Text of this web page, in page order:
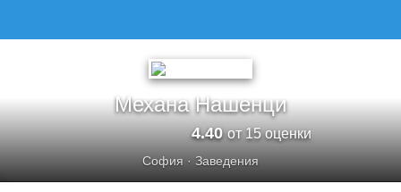
Механа Нашенци
4.40от 15 оценки
София · Заведения